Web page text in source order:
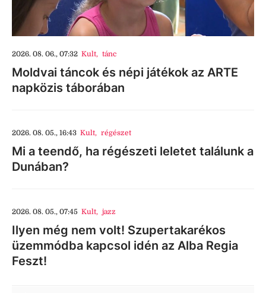
2026. 08. 06., 07:32 Kult, tánc
Moldvai táncok és népi játékok az ARTE
napközis táborában
2026. 08. 05., 16:43 Kult, régészet
Mi a teendő, ha régészeti leletet találunk a
Dunában?
2026. 08. 05., 07:45 Kult, jazz
Ilyen még nem volt! Szupertakarékos
üzemmódba kapcsol idén az Alba Regia
Feszt!